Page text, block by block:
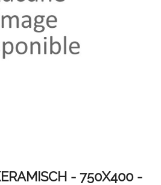
- 750X400 -